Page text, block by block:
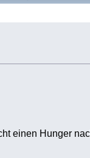
einen Hunger